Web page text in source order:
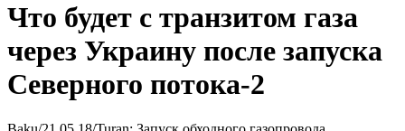
Что будет с транзитом газа
через Украину после запуска
Северного потока-2